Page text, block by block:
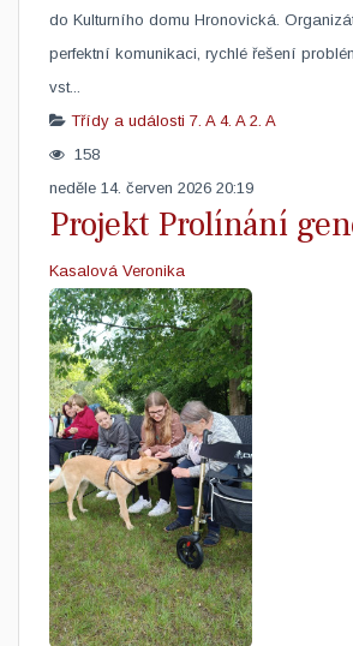
do Kulturního domu Hronovická.
perfektní komunikaci, rychlé řešení
vst...
Třídy a události 7. A 4. A 2. A
158
neděle 14. červen 2026 20:19
Projekt Prolínání
Kasalová Veronika